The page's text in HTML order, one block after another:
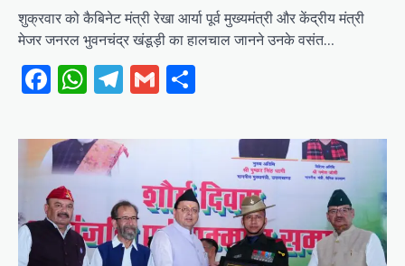
शुक्रवार को कैबिनेट मंत्री रेखा आर्या पूर्व मुख्यमंत्री और केंद्रीय मंत्री
मेजर जनरल भुवनचंद्र खंडूड़ी का हालचाल जानने उनके वसंत…
Facebook
WhatsApp
Telegram
Gmail